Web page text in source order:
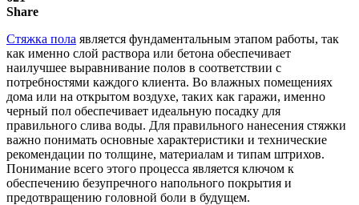
Share
Стяжка пола является фундаментальным этапом работы, так
как именно слой раствора или бетона обеспечивает
наилучшее выравнивание полов в соответствии с
потребностями каждого клиента. Во влажных помещениях
дома или на открытом воздухе, таких как гаражи, именно
черный пол обеспечивает идеальную посадку для
правильного слива воды. Для правильного нанесения стяжки
важно понимать основные характеристики и технические
рекомендации по толщине, материалам и типам штрихов.
Понимание всего этого процесса является ключом к
обеспечению безупречного напольного покрытия и
предотвращению головной боли в будущем.